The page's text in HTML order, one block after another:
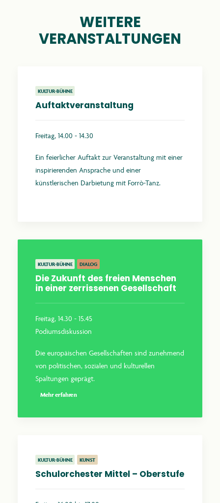
WEITERE
VERANSTALTUNGEN
KULTUR-BÜHNE
Auftaktveranstaltung
Freitag, 14.00 - 14.30
Ein feierlicher Auftakt zur Veranstaltung mit einer
inspirierenden Ansprache und einer
künstlerischen Darbietung mit Forrò-Tanz.
KULTUR-BÜHNE DIALOG
Die Zukunft des freien Menschen
in einer zerrissenen Gesellschaft
Freitag, 14.30 - 15.45
Podiumsdiskussion
Die europäischen Gesellschaften sind zunehmend
von politischen, sozialen und kulturellen
Spaltungen geprägt.
Mehr erfahren
KULTUR-BÜHNE KUNST
Schulorchester Mittel – Oberstufe